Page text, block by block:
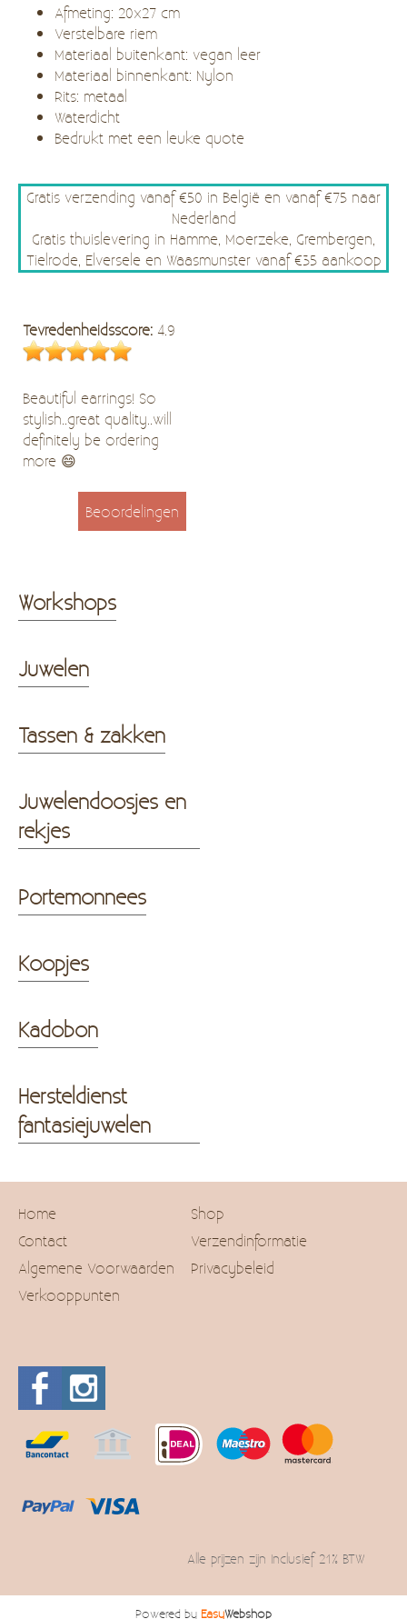
Workshops
Juwelen
Tassen & zakken
Juwelendoosjes en
rekjes
Portemonnees
Koopjes
Kadobon
Hersteldienst
fantasiejuwelen
Afmeting: 20x27 cm
Verstelbare riem
Materiaal buitenkant: vegan leer
Materiaal binnenkant: Nylon
Rits: metaal
Waterdicht
Bedrukt met een leuke quote
Gratis verzending vanaf €50 in België en vanaf €75 naar
Nederland
Gratis thuislevering in Hamme, Moerzeke, Grembergen,
Tielrode, Elversele en Waasmunster vanaf €35 aankoop
Tevredenheidsscore: 4.9
Beautiful earrings! So
stylish..great quality..will
definitely be ordering
more 😄
Beoordelingen
Home
Shop
Contact
Verzendinformatie
Algemene Voorwaarden
Privacybeleid
Verkooppunten
Alle prijzen zijn Inclusief 21% BTW
Powered by EasyWebshop